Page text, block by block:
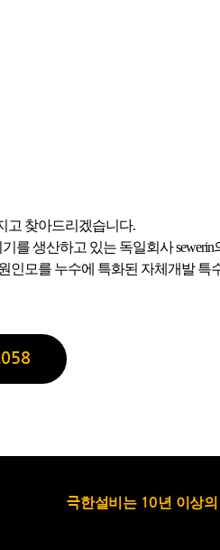
고 찾아드리겠습니다.
를 생산하고 있는 독일회사 sewerin
인모를 누수에 특화된 자체개발 특
극한설비는 10년 이상